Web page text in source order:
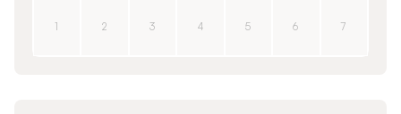
1 2 3 4 5 6 7